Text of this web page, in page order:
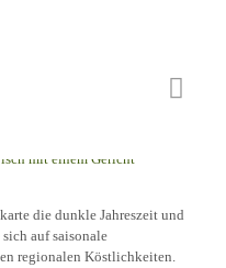
die dunkle Jahreszeit und
auf saisonale
regionalen Köstlichkeiten.